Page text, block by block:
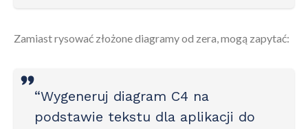
Zamiast rysować złożone diagramy od zera, mogą zapytać:
“Wygeneruj diagram C4 na
podstawie tekstu dla aplikacji do